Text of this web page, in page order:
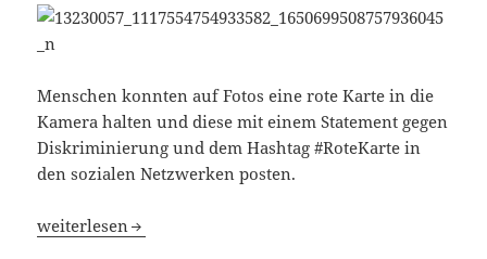
Menschen konnten auf Fotos eine rote Karte in die
Kamera halten und diese mit einem Statement gegen
Diskriminierung und dem Hashtag #RoteKarte in
den sozialen Netzwerken posten.
#RoteKarte! – Internationaler Tag gegen Homo- und
weiterlesen